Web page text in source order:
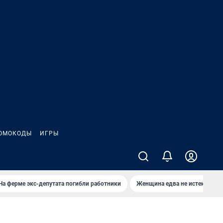
ИГРЫ
ферме экс-депутата погибли работники Женщина едва не истекла